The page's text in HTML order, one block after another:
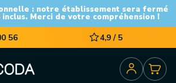
: notre établissement sera fermé
inclus. Merci de votre compréhension !
56 4,9 / 5